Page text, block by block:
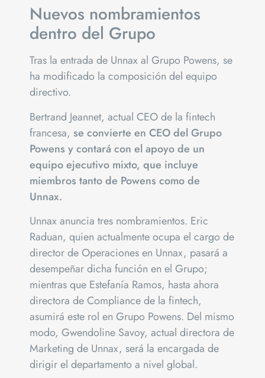
Nuevos nombramientos
dentro del Grupo
Tras la entrada de Unnax al Grupo Powens, se
ha modificado la composición del equipo
directivo.
Bertrand Jeannet, actual CEO de la fintech
francesa, se convierte en CEO del Grupo
Powens y contará con el apoyo de un
equipo ejecutivo mixto, que incluye
miembros tanto de Powens como de
Unnax.
Unnax anuncia tres nombramientos. Eric
Raduan, quien actualmente ocupa el cargo de
director de Operaciones en Unnax, pasará a
desempeñar dicha función en el Grupo;
mientras que Estefanía Ramos, hasta ahora
directora de Compliance de la fintech,
asumirá este rol en Grupo Powens. Del mismo
modo, Gwendoline Savoy, actual directora de
Marketing de Unnax, será la encargada de
dirigir el departamento a nivel global.